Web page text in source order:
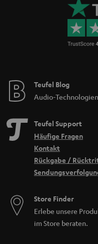
. Der
der Cinebar 11, deckt einen
maximalen 104 dB ein kräftiger
Cinebar One und Cinebar One
Heimkino
WLAN Soundbar
Teufel Blog
Audio-
Teufel Support
Häufige Fragen
Kontakt
Rückgabe /
Store Finder
Erlebe unsere
im Store beraten.